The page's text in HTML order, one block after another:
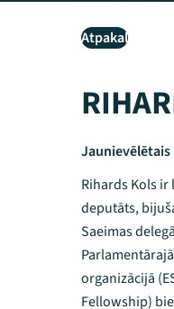
Atpakaļ
Jaunievēlētais
Rihards Kols
deputāts,
Saeimas
organizācijā
Fellowship)